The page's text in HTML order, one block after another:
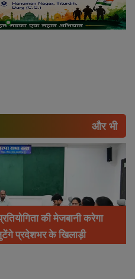
और भी
की मेजबानी करेगा
प्रदेशभर के खिलाड़ी